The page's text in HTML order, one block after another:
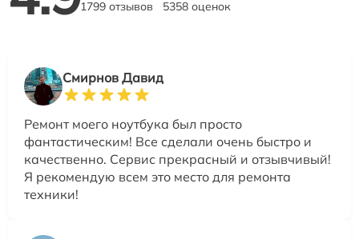
1799 отзывов 5358 оценок
Смирнов Давид
Ремонт моего ноутбука был просто
фантастическим! Все сделали очень быстро и
качественно. Сервис прекрасный и отзывчивый!
Я рекомендую всем это место для ремонта
техники!